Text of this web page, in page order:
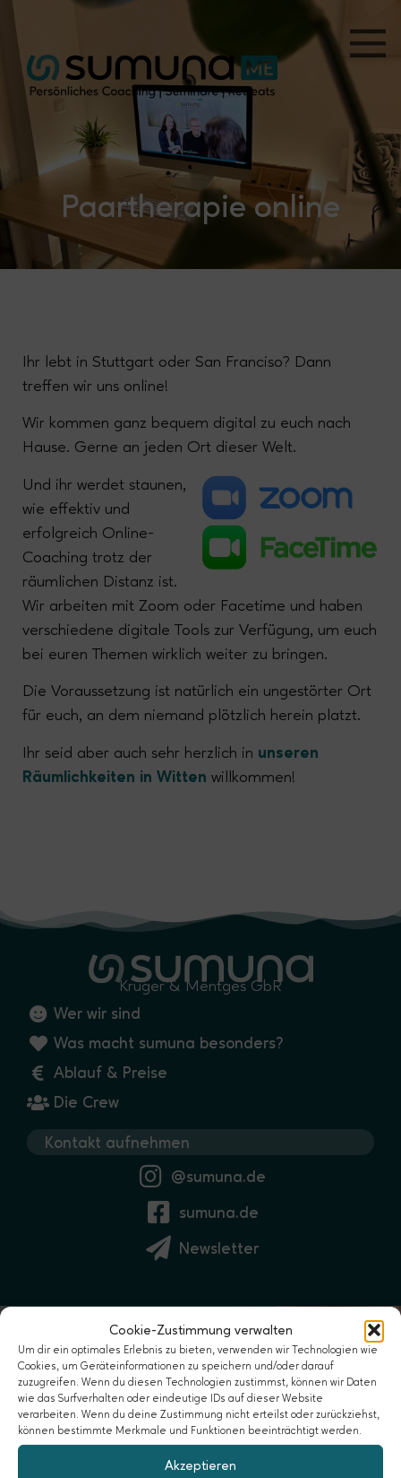
Cookie-Zustimmung verwalten
Um dir ein optimales Erlebnis zu bieten, verwenden wir Technologien wie
Cookies, um Geräteinformationen zu speichern und/oder darauf
zuzugreifen. Wenn du diesen Technologien zustimmst, können wir Daten
wie das Surfverhalten oder eindeutige IDs auf dieser Website
verarbeiten. Wenn du deine Zustimmung nicht erteilst oder zurückziehst,
können bestimmte Merkmale und Funktionen beeinträchtigt werden.
Akzeptieren
Paartherapie online
Ihr lebt in Stuttgart oder San Franciso? Dann
treffen wir uns online!
Wir kommen ganz bequem digital zu euch nach
Hause. Gerne an jeden Ort dieser Welt.
Und ihr werdet staunen,
wie effektiv und
erfolgreich Online-
Coaching trotz der
räumlichen Distanz ist.
Wir arbeiten mit Zoom oder Facetime und haben
verschiedene digitale Tools zur Verfügung, um euch
bei euren Themen wirklich weiter zu bringen.
Die Voraussetzung ist natürlich ein ungestörter Ort
für euch, an dem niemand plötzlich herein platzt.
Ihr seid aber auch sehr herzlich in unseren
Räumlichkeiten in Witten willkommen!
Krüger & Mentges GbR
Wer wir sind
Was macht sumuna besonders?
Ablauf & Preise
Die Crew
Kontakt aufnehmen
@sumuna.de
sumuna.de
Newsletter